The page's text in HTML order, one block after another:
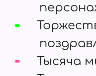
Тысяча